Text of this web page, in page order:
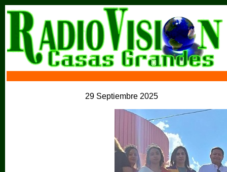
29 Septiembre 2025